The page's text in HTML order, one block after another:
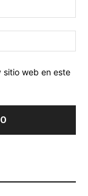
sitio web en este